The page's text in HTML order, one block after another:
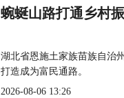
蜿蜒山路打通乡村
湖北省恩施土家族苗族自治
打造成为富民通路。
2026-08-06 13:26